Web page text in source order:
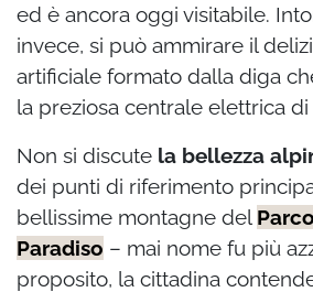
ed è ancora oggi visitabile.
invece, si può ammirare il
artificiale formato dalla diga
la preziosa centrale elettrica
Non si discute la bellezza
dei punti di riferimento
bellissime montagne del
Paradiso – mai nome fu più
proposito, la cittadina